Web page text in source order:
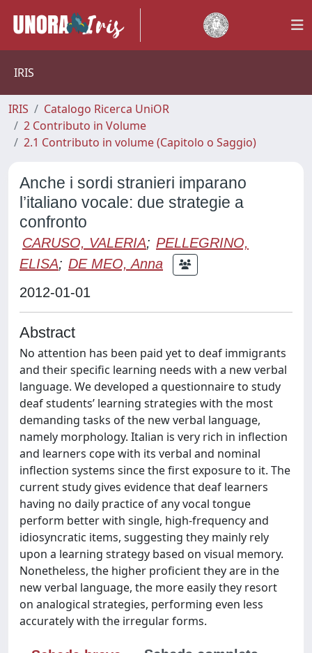
IRIS
IRIS
Catalogo Ricerca UniOR
2 Contributo in Volume
2.1 Contributo in volume (Capitolo o Saggio)
Anche i sordi stranieri imparano
l’italiano vocale: due strategie a
confronto
CARUSO, VALERIA; PELLEGRINO,
ELISA; DE MEO, Anna
2012-01-01
Abstract
No attention has been paid yet to deaf immigrants
and their specific learning needs with a new verbal
language. We developed a questionnaire to study
deaf students’ learning strategies with the most
demanding tasks of the new verbal language,
namely morphology. Italian is very rich in inflection
and learners cope with its verbal and nominal
inflection systems since the first exposure to it. The
current study gives evidence that deaf learners
having no daily practice of any vocal tongue
perform better with single, high-frequency and
idiosyncratic items, suggesting they mainly rely
upon a learning strategy based on visual memory.
Nonetheless, the higher proficient they are in the
new verbal language, the more easily they resort
on analogical strategies, performing even less
accurately with the irregular forms.